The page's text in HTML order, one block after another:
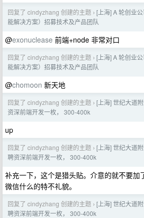
回复了 cindyzhang 创建的主题 › [上海] A 轮创业
能解决方案）招募技术及产品团队
@exonuclease 前端+node 非常对口
回复了 cindyzhang 创建的主题 › [上海] A 轮创业
能解决方案）招募技术及产品团队
@chomoon 新天地
回复了 cindyzhang 创建的主题 › [上海] 世纪大道
资深前端开发一枚， 300-400k
up
回复了 cindyzhang 创建的主题 › [上海] 世纪大道
聘资深前端开发一枚， 300-400k
补充一下，这个是猎头贴。介意的就不要加
微信什么的特不礼貌。
回复了 cindyzhang 创建的主题 › [上海] 世纪大道
聘资深前端开发一枚， 300-400k